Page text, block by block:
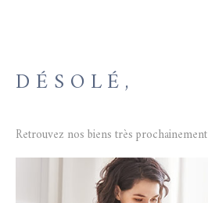
DÉSOLÉ,
Retrouvez nos biens très prochainement